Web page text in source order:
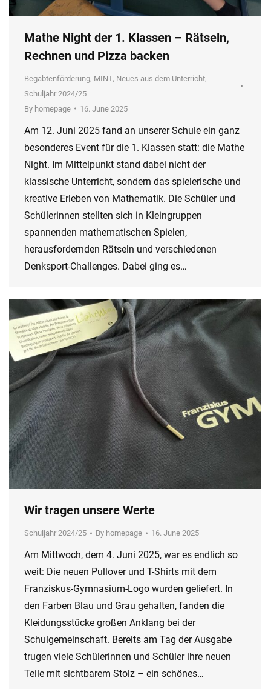
Mathe Night der 1. Klassen – Rätseln,
Rechnen und Pizza backen
Begabtenförderung, MINT, Neues aus dem Unterricht,
Schuljahr 2024/25
By homepage 16. June 2025
Am 12. Juni 2025 fand an unserer Schule ein ganz
besonderes Event für die 1. Klassen statt: die Mathe
Night. Im Mittelpunkt stand dabei nicht der
klassische Unterricht, sondern das spielerische und
kreative Erleben von Mathematik. Die Schüler und
Schülerinnen stellten sich in Kleingruppen
spannenden mathematischen Spielen,
herausfordernden Rätseln und verschiedenen
Denksport-Challenges. Dabei ging es…
Wir tragen unsere Werte
Schuljahr 2024/25 By homepage 16. June 2025
Am Mittwoch, dem 4. Juni 2025, war es endlich so
weit: Die neuen Pullover und T-Shirts mit dem
Franziskus-Gymnasium-Logo wurden geliefert. In
den Farben Blau und Grau gehalten, fanden die
Kleidungsstücke großen Anklang bei der
Schulgemeinschaft. Bereits am Tag der Ausgabe
trugen viele Schülerinnen und Schüler ihre neuen
Teile mit sichtbarem Stolz – ein schönes…